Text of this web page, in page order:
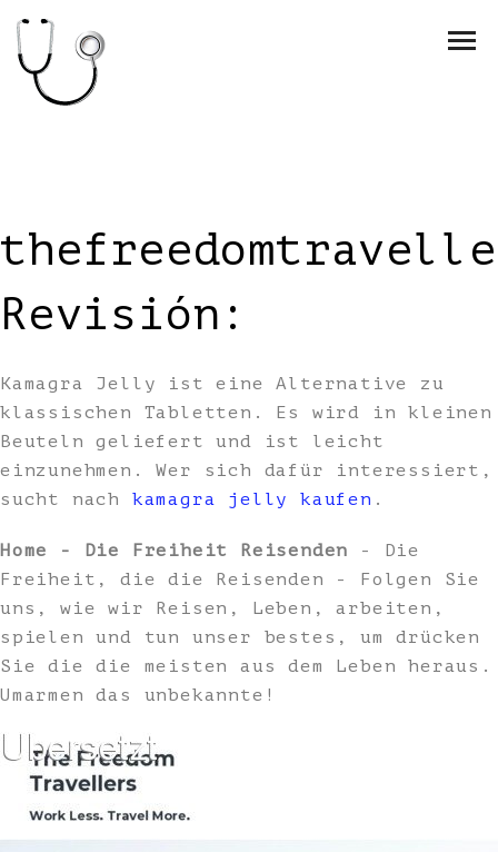
Revisión:
Kamagra Jelly ist eine Alternative zu
klassischen Tabletten. Es wird in kleinen
Beuteln geliefert und ist leicht
einzunehmen. Wer sich dafür interessiert,
sucht nach kamagra jelly kaufen .
Home - Die Freiheit Reisenden - Die
Freiheit, die die Reisenden - Folgen Sie
uns, wie wir Reisen, Leben, arbeiten,
spielen und tun unser bestes, um drücken
Sie die die meisten aus dem Leben heraus.
Umarmen das unbekannte!